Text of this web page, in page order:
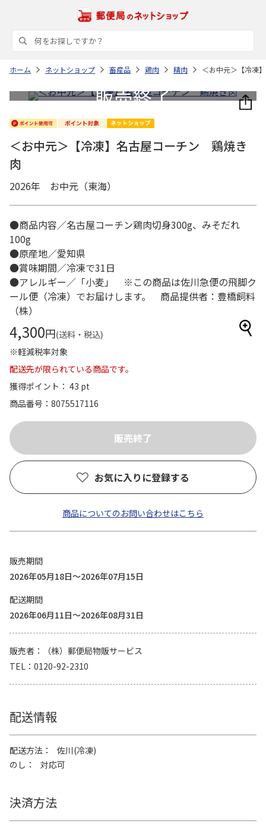
ホーム ネットショップ 畜産品 鶏肉 精肉 ＜お中元＞【冷凍
＜お中元＞【冷凍】名古屋コーチン 鶏焼き
肉
2026年 お中元（東海）
●商品内容／名古屋コーチン鶏肉切身300g、みそだれ
100g
●原産地／愛知県
●賞味期間／冷凍で31日
●アレルギー／「小麦」 ※この商品は佐川急便の飛脚ク
ール便（冷凍）でお届けします。 商品提供者：豊橋飼料
（株）
4,300円(送料・税込)
※軽減税率対象
配送先が限られている商品です。
獲得ポイント： 43 pt
商品番号
8075517116
お気に入りに登録する
商品についてのお問い合わせはこちら
販売期間
2026年05月18日～2026年07月15日
配送期間
2026年06月11日～2026年08月31日
販売者
（株）郵便局物販サービス
TEL
0120-92-2310
配送情報
配送方法
佐川(冷凍)
のし
対応可
決済方法